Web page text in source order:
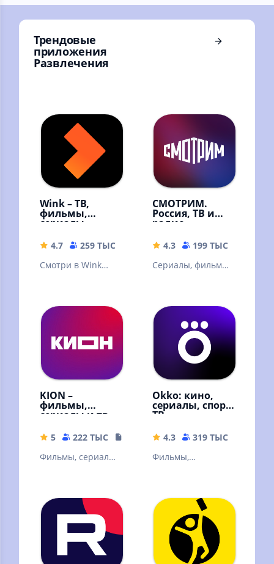
зодиака. Виджеты.
Трендовые
приложения
Развлечения
Wink – ТВ,
фильмы,
сериалы
4.7 259 ТЫС
59.68 MB
Смотри в Wink
мультфильмы и ТВ
каналы
СМОТРИМ.
Россия, ТВ и
радио
4.3 199 ТЫС
Сериалы, фильмы,
новости
KION –
фильмы,
сериалы и тв
5 222 ТЫС
108.87 MB
Фильмы, сериалы
Okko: кино,
сериалы, спорт,
ТВ
4.3 319 ТЫС
Фильмы,
мультфильмы и ТВ-
каналы онлайн в
высоком качестве!